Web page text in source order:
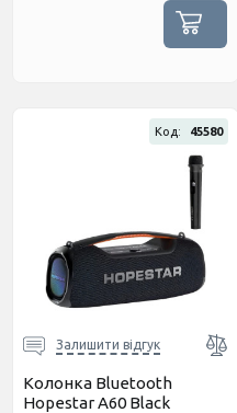
Код: 45580
Залишити відгук
Колонка Bluetooth
Hopestar A60 Black